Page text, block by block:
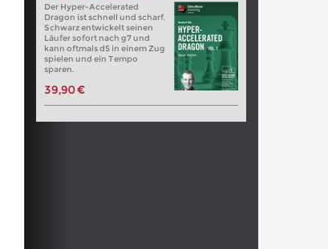
Der Hyper-Accelerated
Dragon ist schnell und scharf.
Schwarz entwickelt seinen
Läufer sofort nach g7 und
kann oftmals d5 in einem Zug
spielen und ein Tempo
sparen.
39,90 €